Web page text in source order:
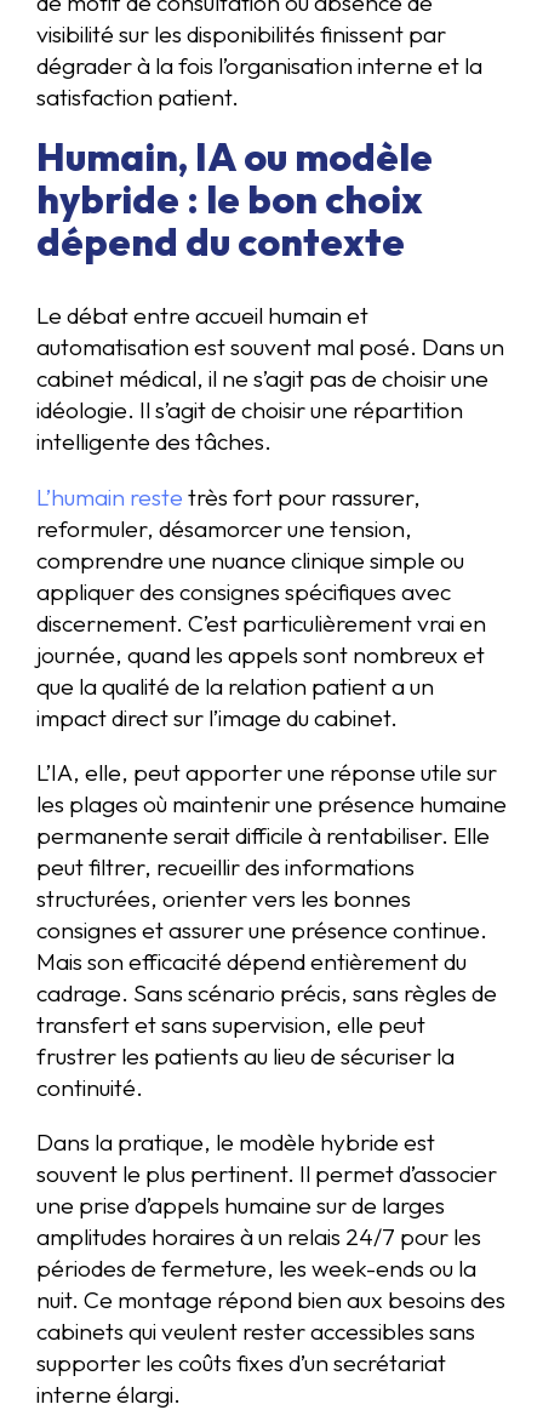
visibilité sur les disponibilités finissent par
dégrader à la fois l’organisation interne et la
satisfaction patient.
Humain, IA ou modèle
hybride : le bon choix
dépend du contexte
Le débat entre accueil humain et
automatisation est souvent mal posé. Dans un
cabinet médical, il ne s’agit pas de choisir une
idéologie. Il s’agit de choisir une répartition
intelligente des tâches.
L’humain reste très fort pour rassurer,
reformuler, désamorcer une tension,
comprendre une nuance clinique simple ou
appliquer des consignes spécifiques avec
discernement. C’est particulièrement vrai en
journée, quand les appels sont nombreux et
que la qualité de la relation patient a un
impact direct sur l’image du cabinet.
L’IA, elle, peut apporter une réponse utile sur
les plages où maintenir une présence humaine
permanente serait difficile à rentabiliser. Elle
peut filtrer, recueillir des informations
structurées, orienter vers les bonnes
consignes et assurer une présence continue.
Mais son efficacité dépend entièrement du
cadrage. Sans scénario précis, sans règles de
transfert et sans supervision, elle peut
frustrer les patients au lieu de sécuriser la
continuité.
Dans la pratique, le modèle hybride est
souvent le plus pertinent. Il permet d’associer
une prise d’appels humaine sur de larges
amplitudes horaires à un relais 24/7 pour les
périodes de fermeture, les week-ends ou la
nuit. Ce montage répond bien aux besoins des
cabinets qui veulent rester accessibles sans
supporter les coûts fixes d’un secrétariat
interne élargi.